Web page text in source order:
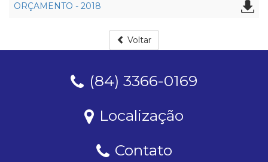
ORÇAMENTO - 2018
Voltar
(84) 3366-0169
Localização
Contato